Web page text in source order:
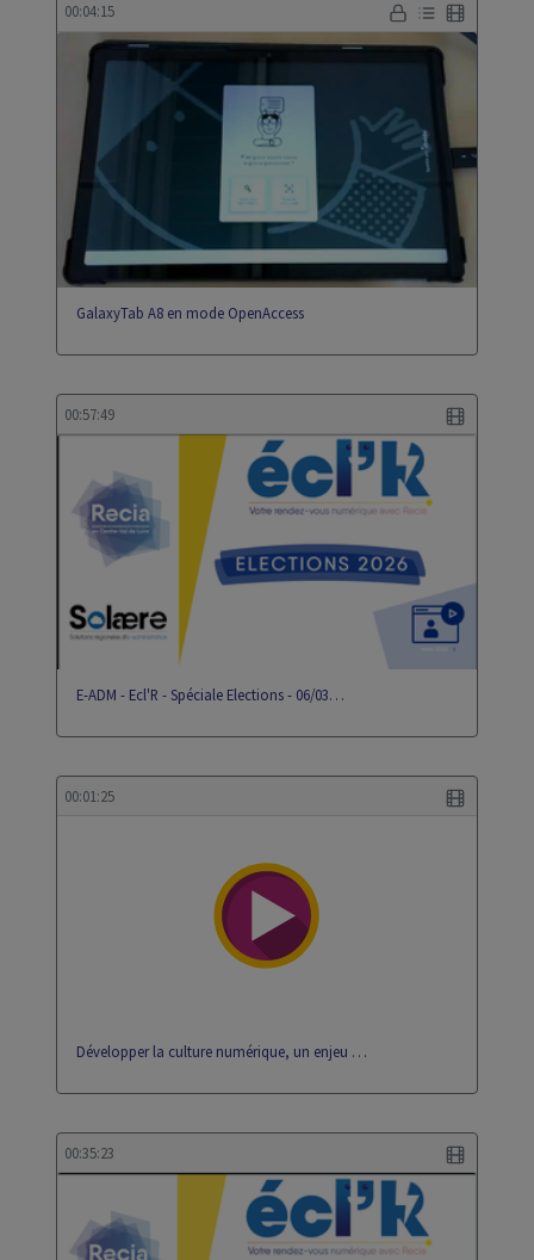
00:04:15
GalaxyTab A8 en mode OpenAccess
00:57:49
E-ADM - Ecl'R - Spéciale Elections - 06/03…
00:01:25
Développer la culture numérique, un enjeu …
00:35:23